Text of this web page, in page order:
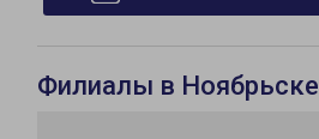
Филиалы в Ноябрьске